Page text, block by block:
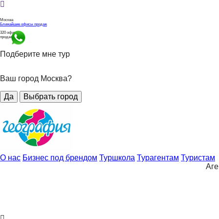
Москва
Ближайшие офисы продаж
320 офисов
продаж
Подберите мне тур
Ваш город Москва?
Да Выбрать город
О нас Бизнес под брендом Туршкола Турагентам Туристам